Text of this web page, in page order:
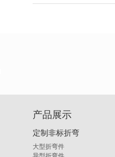
产品展示
定制非标折弯
大型折弯件